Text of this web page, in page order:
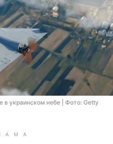
украинском небе | Фото: Getty